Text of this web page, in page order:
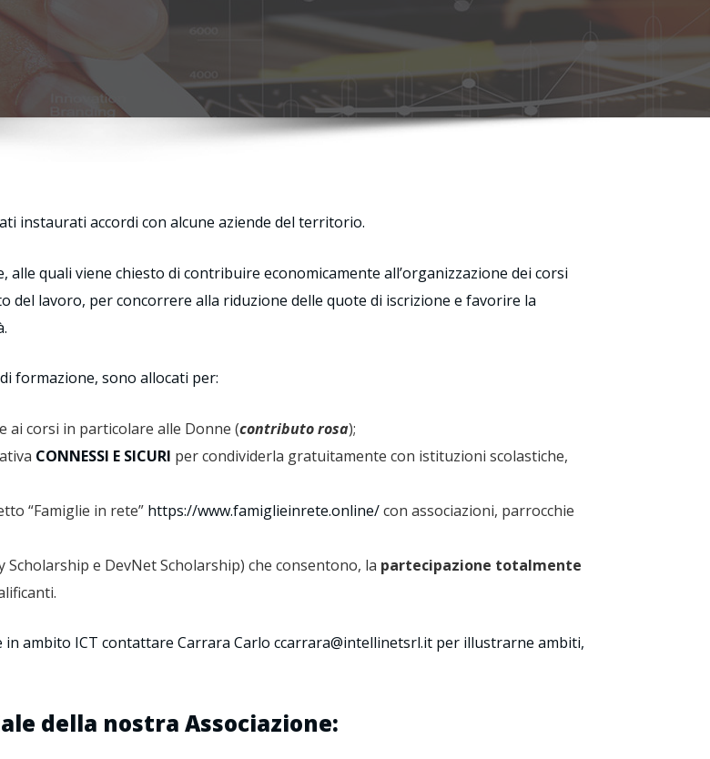
instaurati accordi con alcune aziende del territorio.
quali viene chiesto di contribuire economicamente all’organizzazione dei corsi
lavoro, per concorrere alla riduzione delle quote di iscrizione e favorire la
formazione, sono allocati per:
ai corsi in particolare alle Donne (contributo rosa);
CONNESSI E SICURI per condividerla gratuitamente con istituzioni scolastiche,
“Famiglie in rete” https://www.famiglieinrete.online/con associazioni, parrocchie
e DevNet Scholarship) che consentono, la partecipazione totalmente
ambito ICT contattare Carrara Carlo ccarrara@intellinetsrl.it per illustrarne ambiti,
della nostra Associazione: